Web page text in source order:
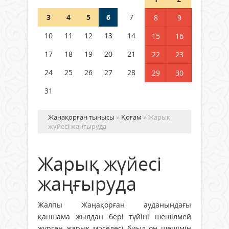
Қысқы демалыс 14 күн: 2026–
каникул кестесі бекітілді
04 тамыз 2026 ж.
3
4 5 6 7 8
9
10
11 12 13 14 15
16
17
18 19 20 21 22
23
24
25 26 27 28 29
30
31
Жаңақорған тынысы » Қоғам » Жарық
жүйесі жаңғыруда
Жарық жүйесі
жаңғыруда
Жалпы Жаңақорған ауданындағы
қаншама жылдан бері түйіні шешілмей